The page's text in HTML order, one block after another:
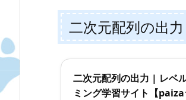
二次元配列の出力
二次元配列の出力 | レベ
ミング学習サイト【